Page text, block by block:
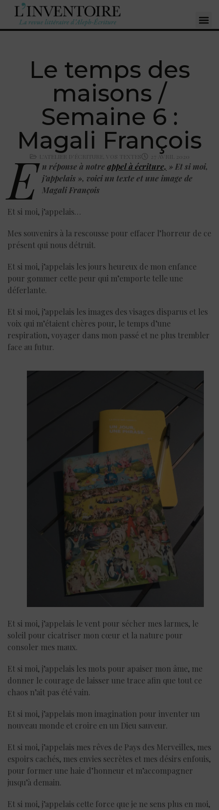
Le temps des
maisons /
Semaine 6 :
Magali François
L'ATELIER D'ÉCRITURE VOS TEXTES 27 AVRIL 2020
E n réponse à notre appel à écriture, » Et si moi,
j’appelais », voici un texte et une image de
Magali François
Et si moi, j’appelais…
Mes souvenirs à la rescousse pour effacer l’horreur de ce
présent qui nous détruit.
Et si moi, j’appelais les jours heureux de mon enfance
pour gommer cette peur qui m’emporte telle une
déferlante.
Et si moi, j’appelais les images des visages disparus et les
voix qui m’étaient chères pour, le temps d’une
respiration, voyager dans mon passé et ne plus trembler
face au futur.
Et si moi, j’appelais le vent pour sécher mes larmes, le
soleil pour cicatriser mon cœur et la nature pour
consoler mes maux.
Et si moi, j’appelais les mots pour apaiser mon âme, me
donner le courage de laisser une trace afin que tout ce
chaos n’ait pas été vain.
Et si moi, j’appelais mon imagination pour inventer un
nouveau monde et croire en un Dieu sauveur.
Et si moi, j’appelais mes rêves de Pays des Merveilles, mes
espoirs cachés, mes envies secrètes et mes désirs enfouis,
pour former une haie d’honneur et m’accompagner
jusqu’à demain.
Et si moi, j’appelais cette force que je ne sens plus en moi,